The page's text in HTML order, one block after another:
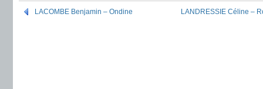
LACOMBE Benjamin – Ondine LANDRESSIE Céline –